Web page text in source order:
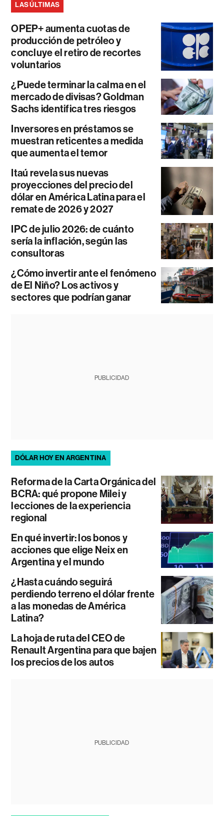
LAS ÚLTIMAS
OPEP+ aumenta cuotas de
producción de petróleo y
concluye el retiro de recortes
voluntarios
¿Puede terminar la calma en el
mercado de divisas? Goldman
Sachs identifica tres riesgos
Inversores en préstamos se
muestran reticentes a medida
que aumenta el temor
Itaú revela sus nuevas
proyecciones del precio del
dólar en América Latina para el
remate de 2026 y 2027
IPC de julio 2026: de cuánto
sería la inflación, según las
consultoras
¿Cómo invertir ante el fenómeno
de El Niño? Los activos y
sectores que podrían ganar
PUBLICIDAD
DÓLAR HOY EN ARGENTINA
Reforma de la Carta Orgánica del
BCRA: qué propone Milei y
lecciones de la experiencia
regional
En qué invertir: los bonos y
acciones que elige Neix en
Argentina y el mundo
¿Hasta cuándo seguirá
perdiendo terreno el dólar frente
a las monedas de América
Latina?
La hoja de ruta del CEO de
Renault Argentina para que bajen
los precios de los autos
PUBLICIDAD